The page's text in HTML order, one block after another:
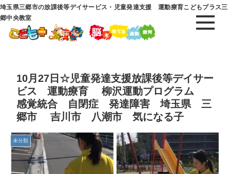
埼玉県三郷市の放課後等デイサービス・児童発達支援 運動療育こどもプラス三
郷中央教室
10月27日☆児童発達支援放課後等デイサー
ビス 運動療育 柳沢運動プログラム
感覚統合 自閉症 発達障害 埼玉県 三
郷市 吉川市 八潮市 気になる子
未分類